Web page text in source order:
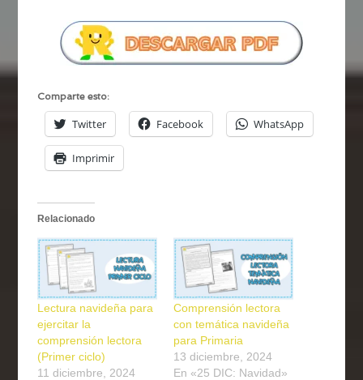
Comparte esto:
Twitter Facebook WhatsApp
Imprimir
Relacionado
Lectura navideña para
ejercitar la
comprensión lectora
(Primer ciclo)
11 diciembre, 2024
Comprensión lectora
con temática navideña
para Primaria
13 diciembre, 2024
En «25 DIC: Navidad»